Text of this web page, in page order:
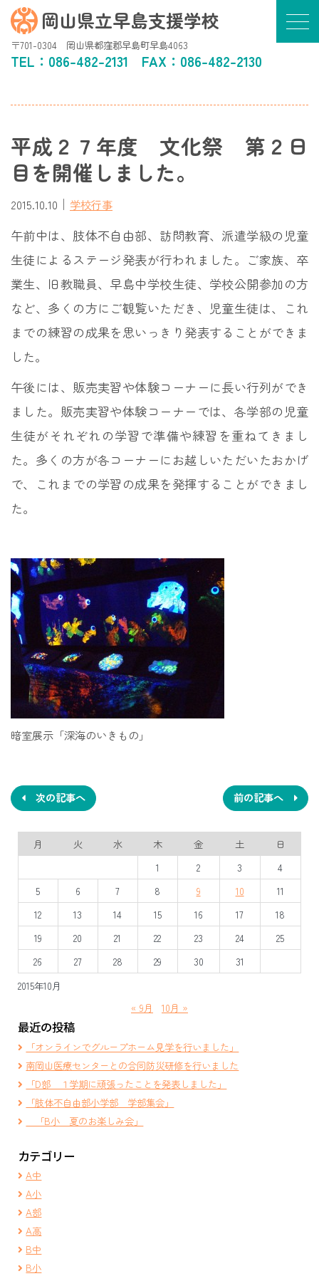
岡山県立早島支援学校
〒701-0304 岡山県都窪郡早島町早島4063
TEL： 086-482-2131 FAX：086-482-2130
平成２７年度 文化祭 第２日
目を開催しました。
2015.10.10 ｜ 学校行事
午前中は、肢体不自由部、訪問教育、派遣学級の児童
生徒によるステージ発表が行われました。ご家族、卒
業生、旧教職員、早島中学校生徒、学校公開参加の方
など、多くの方にご観覧いただき、児童生徒は、これ
までの練習の成果を思いっきり発表することができま
した。
午後には、販売実習や体験コーナーに長い行列ができ
ました。販売実習や体験コーナーでは、各学部の児童
生徒がそれぞれの学習で準備や練習を重ねてきまし
た。多くの方が各コーナーにお越しいただいたおかげ
で、これまでの学習の成果を発揮することができまし
た。
暗室展示「深海のいきもの」
稿
ナ
ビ
ゲ
ー
シ
ョ
ン
前の記事へ
次の記事へ
2015年10月
月 火 水 木 金 土
日
1
2 3
4
5
6 7 8 9 10
11
12
13 14 15 16 17
18
19
20 21 22 23 24
25
26
27 28 29 30 31
« 9月 10月 »
最近の投稿
「オンラインでグループホーム見学を行いました」
南岡山医療センターとの合同防災研修を行いました
「D部 １学期に頑張ったことを発表しました」
「肢体不自由部小学部 学部集会」
「B小 夏のお楽しみ会」
カテゴリー
A中
A小
A部
A高
B中
B小